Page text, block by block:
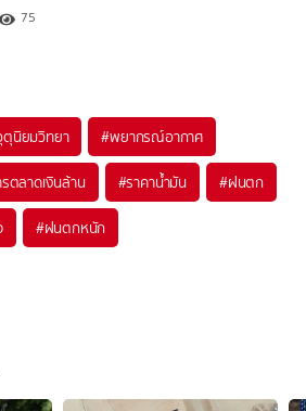
75
นิยมวิทยา #พยากรณ์อากาศ
ตลาดเงินล้าน #ราคาน้ำมัน #ฝนตก
#ฝนตกหนัก